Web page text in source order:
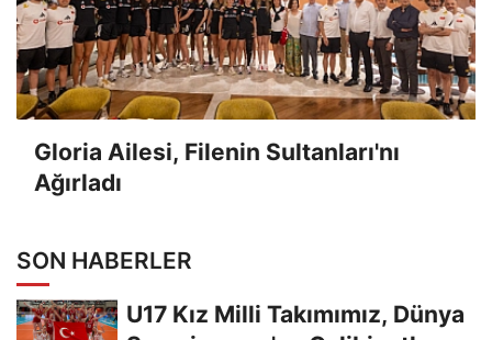
Gloria Ailesi, Filenin Sultanları'nı
Ağırladı
SON HABERLER
U17 Kız Milli Takımımız, Dünya